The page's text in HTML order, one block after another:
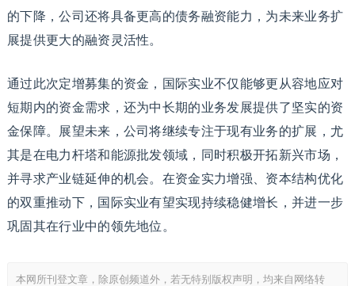
的下降，公司还将具备更高的债务融资能力，为未来业务扩
展提供更大的融资灵活性。
通过此次定增募集的资金，国际实业不仅能够更从容地应对
短期内的资金需求，还为中长期的业务发展提供了坚实的资
金保障。展望未来，公司将继续专注于现有业务的扩展，尤
其是在电力杆塔和能源批发领域，同时积极开拓新兴市场，
并寻求产业链延伸的机会。在资金实力增强、资本结构优化
的双重推动下，国际实业有望实现持续稳健增长，并进一步
巩固其在行业中的领先地位。
本网所刊登文章，除原创频道外，若无特别版权声明，均来自网络转